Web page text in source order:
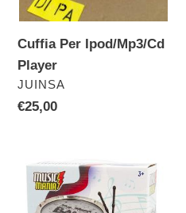
Cuffia Per Ipod/Mp3/Cd
Player
VENDITORE
JUINSA
Prezzo
€25,00
Tamburo
C/Tracolla